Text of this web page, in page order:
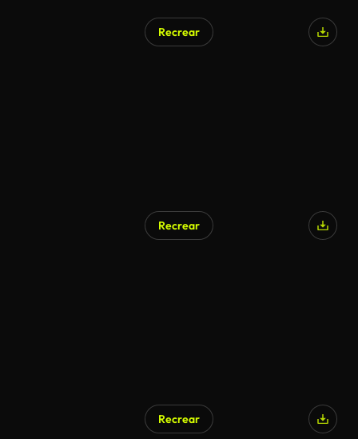
Recrear
Recrear
Recrear